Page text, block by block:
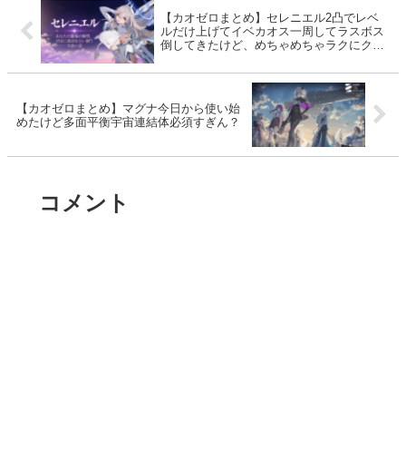
【カオゼロまとめ】セレニエル2凸でレベ
ルだけ上げてイベカオス一周してラスボス
倒してきたけど、めちゃめちゃラクにクリ
【カオゼロまとめ】マグナ今日から使い始
めたけど多面平衡宇宙連結体必須すぎん？
コメント